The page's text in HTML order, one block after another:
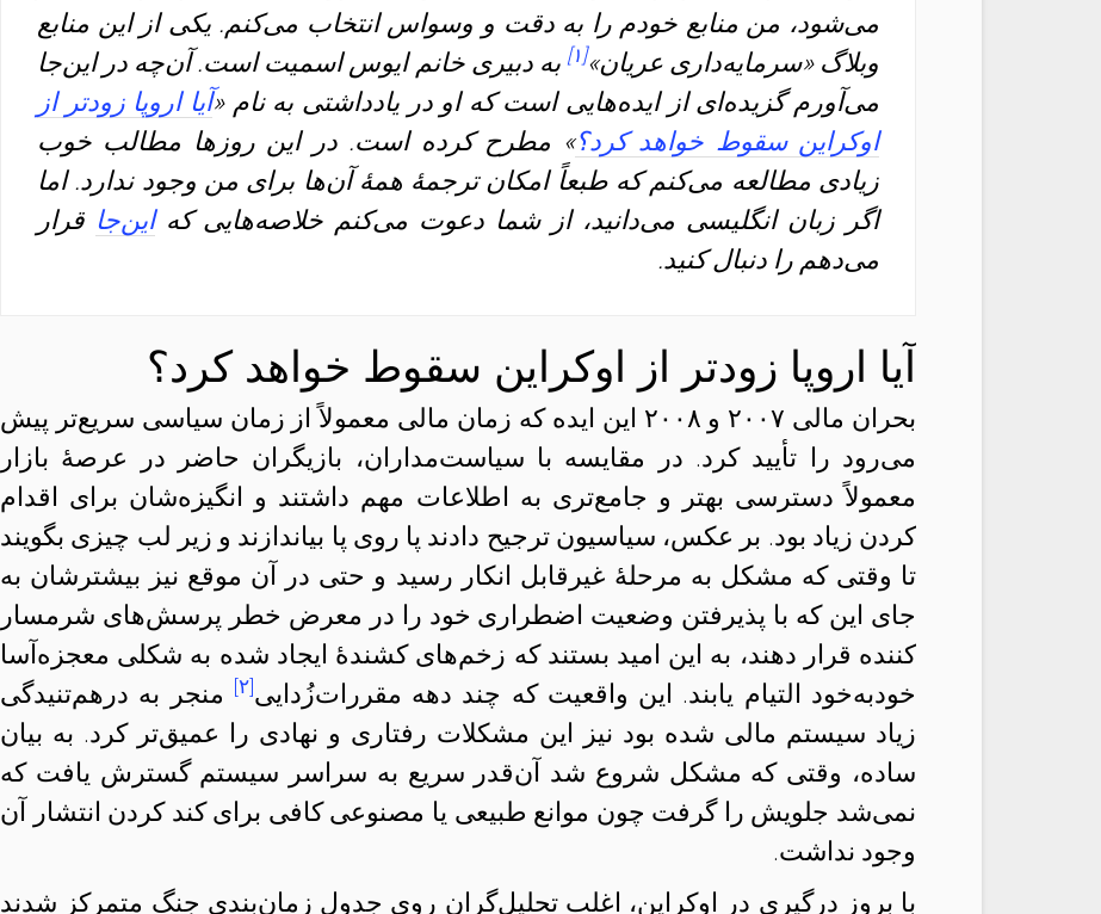
می‌شود، من منابع خودم را به دقت و وسواس انتخاب می‌کنم. یکی از این منابع
وبلاگ «سرمایه‌داری عریان»[۱] به دبیری خانم ایوس اسمیت است. آن‌چه در این‌جا
می‌آورم گزیده‌ای از ایده‌هایی است که او در یادداشتی به نام «آیا اروپا زودتر از
اوکراین سقوط خواهد کرد؟» مطرح کرده است. در این روزها مطالب خوب
زیادی مطالعه می‌کنم که طبعاً امکان ترجمهٔ همهٔ آن‌ها برای من وجود ندارد. اما
اگر زبان انگلیسی می‌دانید، از شما دعوت می‌کنم خلاصه‌هایی کهاین‌جا قرار
می‌دهم را دنبال کنید.
آیا اروپا زودتر از اوکراین سقوط خواهد کرد؟
بحران مالی ۲۰۰۷ و ۲۰۰۸ این ایده که زمان مالی معمولاً از زمان سیاسی سریع‌تر پیش
می‌رود را تأیید کرد. در مقایسه با سیاست‌مداران، بازیگران حاضر در عرصهٔ بازار
معمولاً دسترسی بهتر و جامع‌تری به اطلاعات مهم داشتند و انگیزه‌شان برای اقدام
کردن زیاد بود. بر عکس، سیاسیون ترجیح دادند پا روی پا بیاندازند و زیر لب چیزی بگویند
تا وقتی که مشکل به مرحلهٔ غیرقابل انکار رسید و حتی در آن موقع نیز بیشترشان به
جای این که با پذیرفتن وضعیت اضطراری خود را در معرض خطر پرسش‌های شرمسار
کننده‌ قرار دهند، به این امید بستند که زخم‌های کشندهٔ ایجاد شده به شکلی معجزه‌آسا
‌خودبه‌خود التیام یابند. این واقعیت که چند دهه مقررات‌زُدایی[۲]
منجر به درهم‌تنیدگی
زیاد سیستم مالی‌ شده بود نیز این مشکلات رفتاری و نهادی را عمیق‌تر کرد. به بیان
ساده، وقتی که مشکل شروع شد آن‌قدر سریع به سراسر سیستم گسترش یافت که
نمی‌شد جلویش را گرفت چون موانع طبیعی یا مصنوعی کافی برای کند کردن انتشار آن
وجود نداشت.
با بروز درگیری در اوکراین، اغلب تحلیل‌گران روی جدول زمان‌بندی جنگ متمرکز شدند